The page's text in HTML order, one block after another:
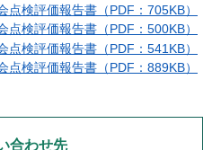
点検評価報告書（PDF：705KB）
点検評価報告書（PDF：500KB）
点検評価報告書（PDF：541KB）
点検評価報告書（PDF：889KB）
合わせ先